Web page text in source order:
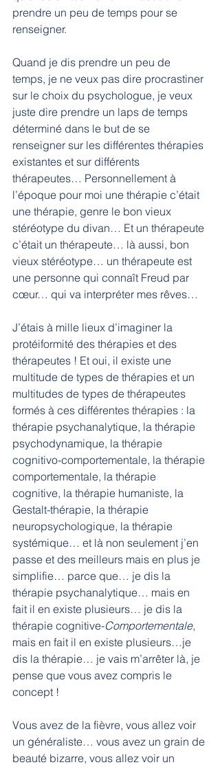
prendre un peu de temps pour se
renseigner.
Quand je dis prendre un peu de
temps, je ne veux pas dire procrastiner
sur le choix du psychologue, je veux
juste dire prendre un laps de temps
déterminé dans le but de se
renseigner sur les différentes thérapies
existantes et sur différents
thérapeutes… Personnellement à
l’époque pour moi une thérapie c’était
une thérapie, genre le bon vieux
stéréotype du divan… Et un thérapeute
c’était un thérapeute… là aussi, bon
vieux stéréotype… un thérapeute est
une personne qui connaît Freud par
cœur… qui va interpréter mes rêves…
J’étais à mille lieux d’imaginer la
protéiformité des thérapies et des
thérapeutes ! Et oui, il existe une
multitude de types de thérapies et un
multitudes de types de thérapeutes
formés à ces différentes thérapies : la
thérapie psychanalytique, la thérapie
psychodynamique, la thérapie
cognitivo-comportementale, la thérapie
comportementale, la thérapie
cognitive, la thérapie humaniste, la
Gestalt-thérapie, la thérapie
neuropsychologique, la thérapie
systémique… et là non seulement j’en
passe et des meilleurs mais en plus je
simplifie… parce que… je dis la
thérapie psychanalytique… mais en
fait il en existe plusieurs… je dis la
thérapie cognitive-Comportementale,
mais en fait il en existe plusieurs…je
dis la thérapie… je vais m’arrêter là, je
pense que vous avez compris le
concept !
Vous avez de la fièvre, vous allez voir
un généraliste… vous avez un grain de
beauté bizarre, vous allez voir un